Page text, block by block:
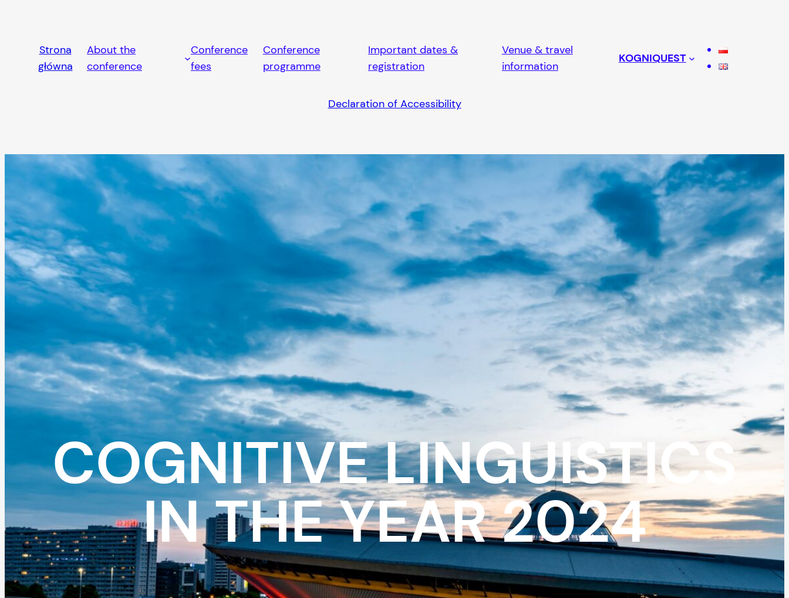
Strona
główna
About the
conference
Conference
fees
Conference
programme
Important dates &
registration
Venue & travel
information
KOGNIQUEST
Declaration of Accessibility
COGNITIVE LINGUISTICS
IN THE YEAR 2024